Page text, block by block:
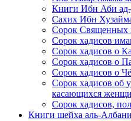
Книги Ибн Аби
Сахих Ибн
Сорок Священных
Сорок хадисов
Сорок хадисов о
Сорок хадисов о
Сорок хадисов о
Сорок хадисов об
касающихся
Сорок хадисов,
Книги шейха аль-Албани